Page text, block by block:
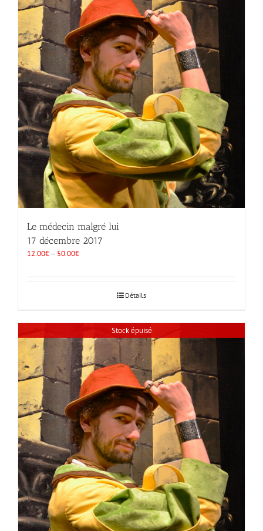
Le médecin malgré lui
17 décembre 2017
12.00€– 50.00€
Détails
Stock épuisé